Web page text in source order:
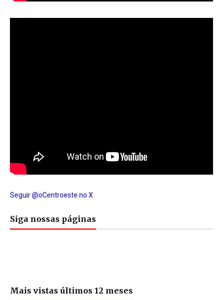
Seguir @oCentroeste no X
Siga nossas páginas
Mais vistas últimos 12 meses